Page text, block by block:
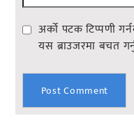
अर्को पटक टिप्पणी
यस ब्राउजरमा बचत